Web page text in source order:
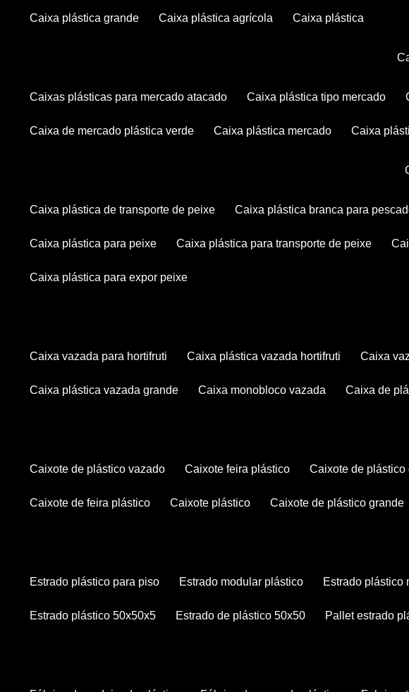
caixa plástica grande caixa plástica agrícola caixa plástica
caixas plásticas para mercado atacado caixa plástica tipo mercado
caixa de mercado plástica verde caixa plástica mercado caixa
caixa plástica de transporte de peixe caixa plástica branca para
caixa plástica para peixe caixa plástica para transporte de peixe
caixa plástica para expor peixe
caixa vazada para hortifruti caixa plástica vazada hortifruti caixa
caixa plástica vazada grande caixa monobloco vazada caixa de
caixote de plástico vazado caixote feira plástico caixote de
caixote de feira plástico caixote plástico caixote de plástico grande
estrado plástico para piso estrado modular plástico estrado plástico
estrado plástico 50x50x5 estrado de plástico 50x50 pallet estrado